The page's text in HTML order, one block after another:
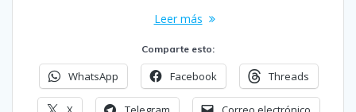
Leer más
Comparte esto:
WhatsApp Facebook Threads